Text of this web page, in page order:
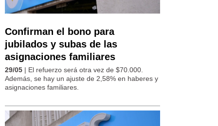
Confirman el bono para
jubilados y subas de las
asignaciones familiares
29/05 | El refuerzo será otra vez de $70.000.
Además, se hay un ajuste de 2,58% en haberes y
asignaciones familiares.